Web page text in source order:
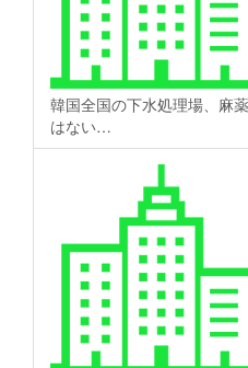
韓国全国の下水処理場、麻
はない…